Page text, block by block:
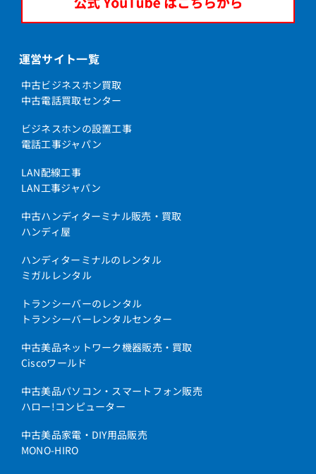
運営サイト一覧
中古ビジネスホン買取
中古電話買取センター
ビジネスホンの設置工事
電話工事ジャパン
LAN配線工事
LAN工事ジャパン
中古ハンディターミナル販売・買取
ハンディ屋
ハンディターミナルのレンタル
ミガルレンタル
トランシーバーのレンタル
トランシーバーレンタルセンター
中古美品ネットワーク機器販売・買取
Ciscoワールド
中古美品パソコン・スマートフォン販売
ハロー!コンピューター
中古美品家電・DIY用品販売
MONO-HIRO